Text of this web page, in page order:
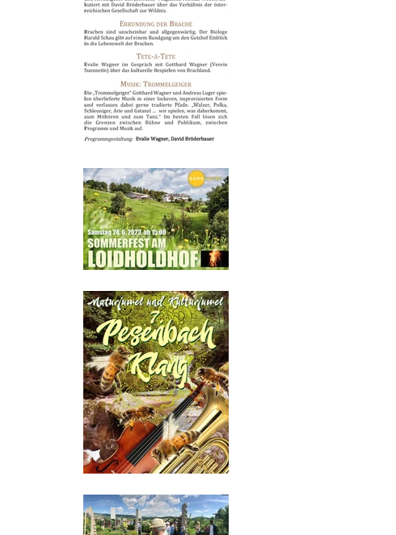
sunnseitn- Geigenwanderung
"Brache und Wildnis- über das
Mögliche" in Kooperation mit
Evalie Wagner.
Samstag 24. 6. 2023,
SOMMERFEST AM
LOIDHOLDHOF ab 15:00
Sa. 3. Juni 2023, 14:00,
"PESENBACHKLANG 7“